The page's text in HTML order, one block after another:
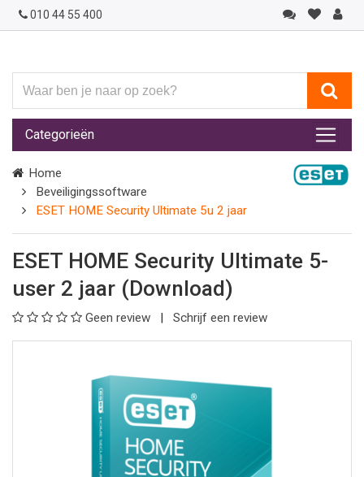
010 44 55 400
ben
je
naar
op
zoek?
Categorieën
Home
Beveiligingssoftware
ESET HOME Security Ultimate 5u 2 jaar
ESET HOME Security Ultimate 5-
user 2 jaar (Download)
Geen review Schrijf een review